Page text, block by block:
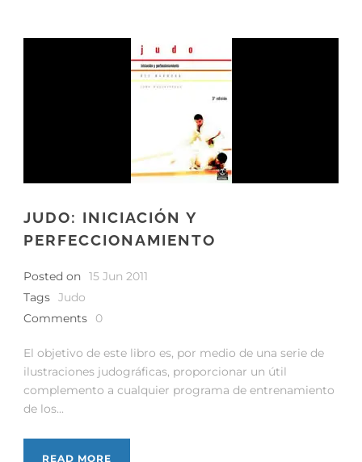
JUDO: INICIACIÓN Y
PERFECCIONAMIENTO
Posted on 15 Jun 2011
Tags Judo
Comments
0
El objetivo de este libro es, por medio de una serie de
ilustraciones judográficas, proporcionar un útil
complemento a cualquier programa de entrenamiento
de los...
READ MORE